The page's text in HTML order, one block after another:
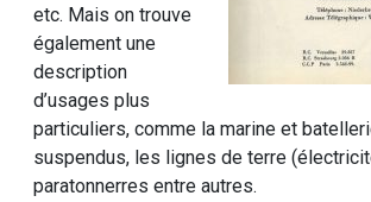
etc. Mais on trouve
également une
description
d’usages plus
particuliers, comme la marine et
suspendus, les lignes de terre
paratonnerres entre autres.